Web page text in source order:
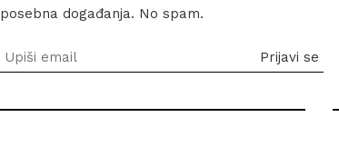
posebna događanja. No spam.